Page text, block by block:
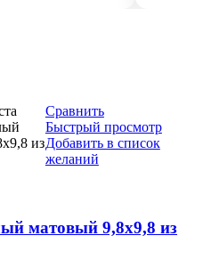
Сравнить
Быстрый просмотр
Добавить в список
желаний
матовый 9,8х9,8 из